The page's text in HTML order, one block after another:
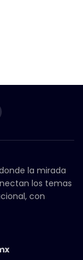
la mirada
los temas
con